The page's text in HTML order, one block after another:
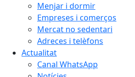
Menjar i dormir
Empreses i comerços
Mercat no sedentari
Adreces i telèfons
Actualitat
Canal WhatsApp